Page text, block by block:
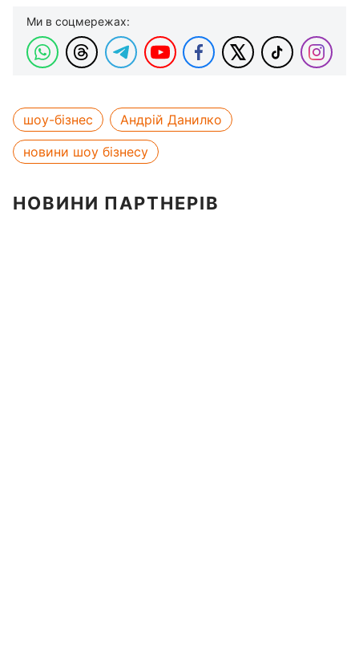
Ми в соцмережах:
шоу-бізнес
Андрій Данилко
новини шоу бізнесу
НОВИНИ ПАРТНЕРІВ